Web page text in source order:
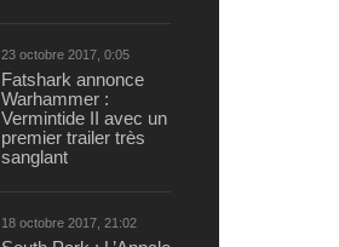
23 octobre 2017, 0:05
Fatshark annonce
Warhammer :
Vermintide II avec un
premier trailer très
sanglant
18 octobre 2017, 21:02